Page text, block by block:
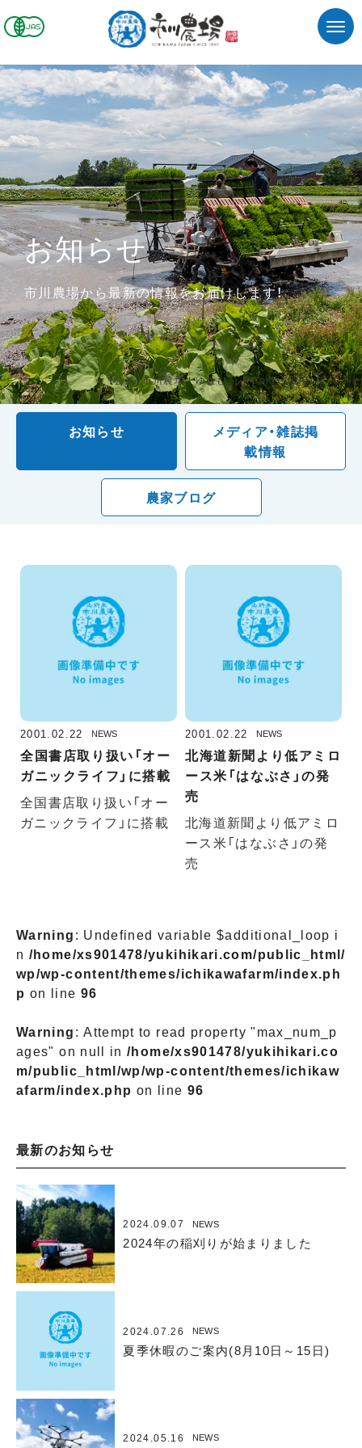
【公式】市川農場 | ゆきひかり.com>2001年>2月
お知らせ
市川農場から最新の情報をお届けします！
お知らせ
メディア・雑誌掲
載情報
農家ブログ
2001.02.22 NEWS
全国書店取り扱い「オー
ガニックライフ」に搭載
全国書店取り扱い「オー
ガニックライフ」に搭載
2001.02.22 NEWS
北海道新聞より低アミロ
ース米「はなぶさ」の発
売
北海道新聞より低アミロ
ース米「はなぶさ」の発
売
Warning: Undefined variable $additional_loop i
n /home/xs901478/yukihikari.com/public_html/
wp/wp-content/themes/ichikawafarm/index.ph
p on line 96
Warning: Attempt to read property "max_num_p
ages" on null in/home/xs901478/yukihikari.co
m/public_html/wp/wp-content/themes/ichikaw
afarm/index.php on line 96
最新のお知らせ
2024.09.07 NEWS
2024年の稲刈りが始まりました
2024.07.26 NEWS
夏季休暇のご案内(8月10日～15日)
2024.05.16 NEWS